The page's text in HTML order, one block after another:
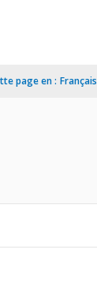
page en : Français